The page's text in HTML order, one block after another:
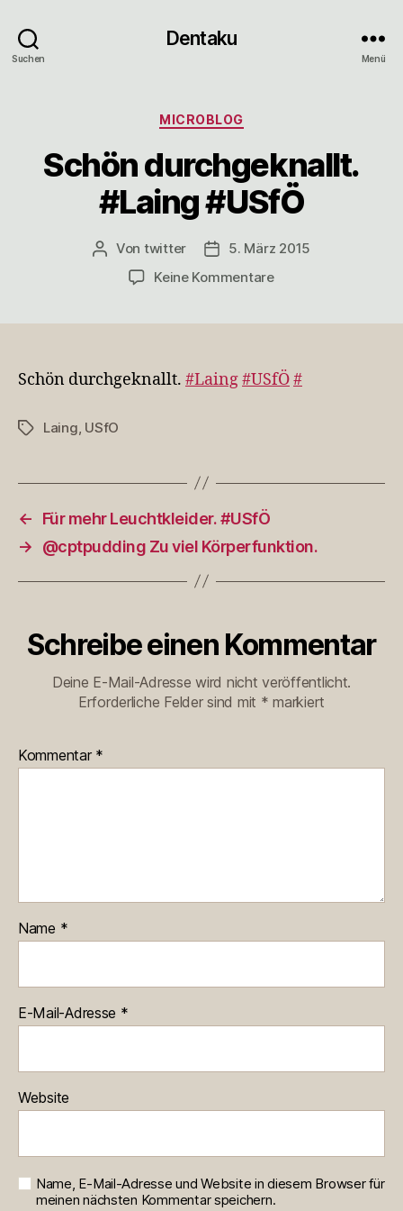
Suchen
Dentaku
Menü
Kategorien
MICROBLOG
Schön durchgeknallt.
#Laing #USfÖ
Beitragsautor
Von twitter Veröffentlichungsdatum
5. März 2015
Keine Kommentarezu
Schön durchgeknallt. #Laing#USfÖ#
Schlagwörter
Laing USfO
←
Für mehr Leuchtkleider. #USfÖ
→
@cptpudding Zu viel Körperfunktion.
Schreibe einen Kommentar
Deine E-Mail-Adresse wird nicht veröffentlicht.
Erforderliche Felder sind mit * markiert
Kommentar *
Name *
E-Mail-Adresse *
Website
Name, E-Mail-Adresse und Website in diesem Browser für
meinen nächsten Kommentar speichern.